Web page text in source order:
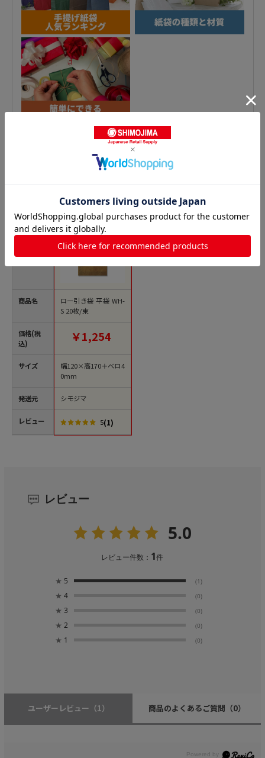
平袋の人気商品との比較
商品名
価格(税
込)
サイズ
発送元
レビュー
ロー引き袋 平袋 WH-
S 20枚/束
￥1,254
幅120×高170＋ベロ4
0mm
シモジマ
5(1)
レビュー
5.0
レビュー件数： 1件
★ 5 (1)
★ 4 (0)
★ 3 (0)
★ 2 (0)
★ 1 (0)
ユーザーレビュー （1） 商品のよくあるご質問 （0）